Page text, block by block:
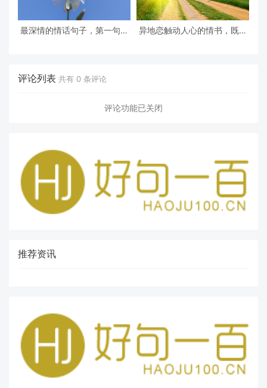
最深情的情话句子，第一句就
异地恋触动人心的情书，既真
评论列表 共有 0 条评论
评论功能已关闭
推荐资讯